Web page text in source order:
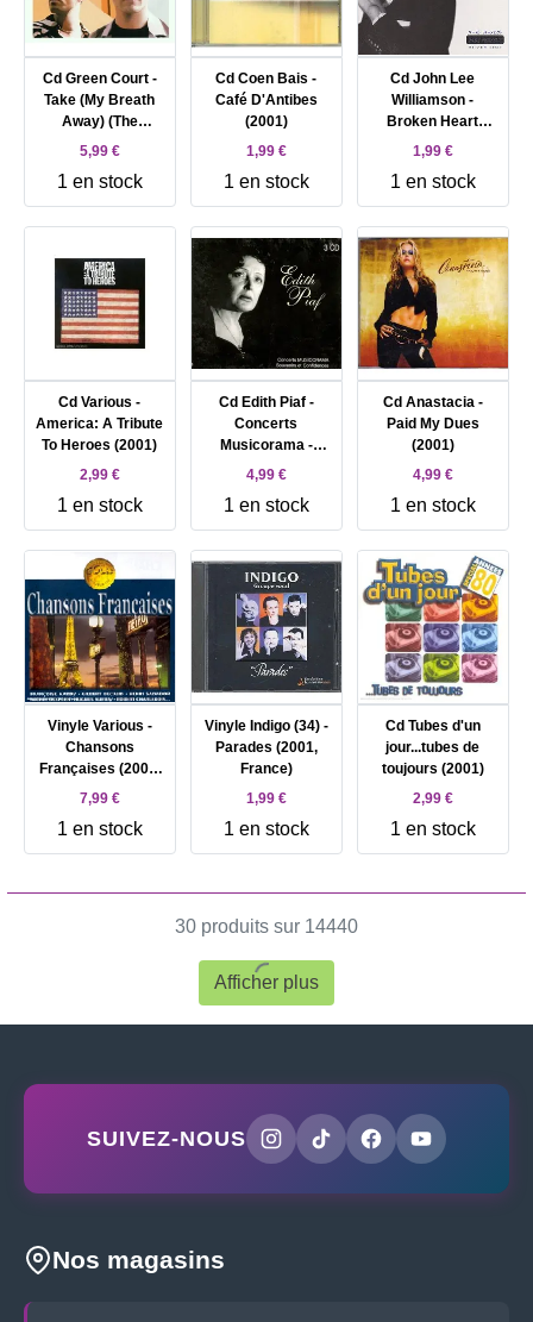
Cd Green Court -
Take (My Breath
Away) (The
Remixes) (2001)
5,99 €
1 en stock
Cd Coen Bais -
Café D'Antibes
(2001)
1,99 €
1 en stock
Cd John Lee
Williamson -
Broken Heart
Blues (2001)
1,99 €
1 en stock
Cd Various -
America: A Tribute
To Heroes (2001)
2,99 €
1 en stock
Cd Edith Piaf -
Concerts
Musicorama -
Souvenirs Et
(2001)
4,99 €
1 en stock
Cd Anastacia -
Paid My Dues
(2001)
4,99 €
1 en stock
Vinyle Various -
Chansons
Françaises (2001,
France)
7,99 €
1 en stock
Vinyle Indigo (34) -
Parades (2001,
France)
1,99 €
1 en stock
Cd Tubes d'un
jour...tubes de
toujours (2001)
2,99 €
1 en stock
30 produits sur 14440
Afficher plus
SUIVEZ-NOUS
Nos magasins